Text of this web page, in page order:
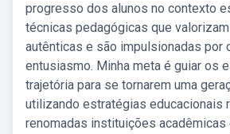
progresso dos alunos no contexto
técnicas pedagógicas que
autênticas e são impulsionadas por
entusiasmo. Minha meta é guiar os
trajetória para se tornarem uma
utilizando estratégias educacionais
renomadas instituições acadêmicas